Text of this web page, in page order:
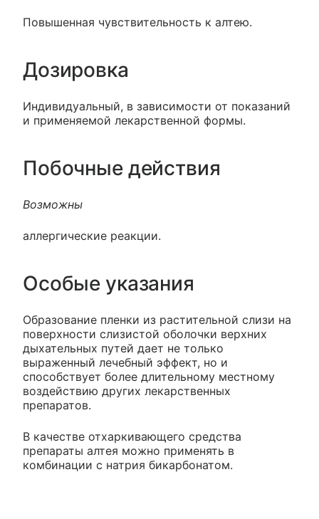
Повышенная чувствительность к алтею.
Дозировка
Индивидуальный, в зависимости от показаний
и применяемой лекарственной формы.
Побочные действия
Возможны
аллергические реакции.
Особые указания
Образование пленки из растительной слизи на
поверхности слизистой оболочки верхних
дыхательных путей дает не только
выраженный лечебный эффект, но и
способствует более длительному местному
воздействию других лекарственных
препаратов.
В качестве отхаркивающего средства
препараты алтея можно применять в
комбинации с натрия бикарбонатом.